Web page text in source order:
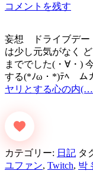
コメントを残す
妄想 ドライブデー
は少し元気がなく
まででした(・∀・)
する(*ﾉω・*)ﾃﾍ ム
ヤリとする心の内
カテゴリー: 日記 タ
ユファン, Twitch, 박